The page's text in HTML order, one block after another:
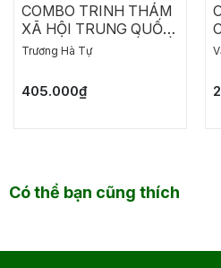
COMBO TRINH THÁM
XÃ HỘI TRUNG QUỐC:
MỘT HỌA SĨ CHẾT RỒI
LẠI - CHẾT LẦN HAI
Trương Hà Tự
405.000₫
Có thể bạn cũng thích